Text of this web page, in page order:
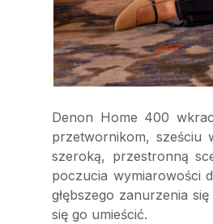
Denon Home 400
przetwornikom, sześciu
szeroką, przestronną
poczucia wymiarowości
głębszego zanurzenia
się go umieścić.